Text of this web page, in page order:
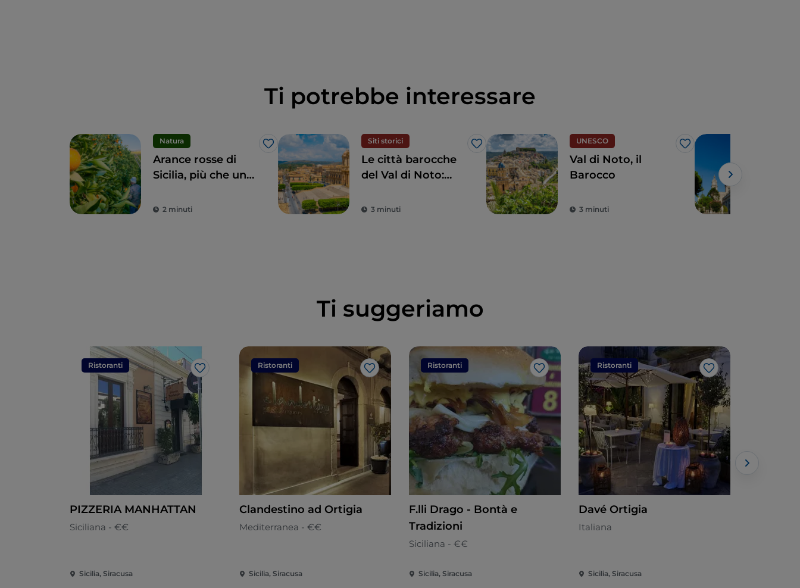
Ti potrebbe interessare
Natura
Like
Arance rosse di
Sicilia, più che un
2 minuti
Siti storici
Like
Le città barocche
del Val di Noto:
sposa la bellezza
3 minuti
UNESCO
Like
Val di Noto, il
Barocco
3 minuti
Ti suggeriamo
Ristoranti
Like
PIZZERIA MANHATTAN
Siciliana - €€
Sicilia, Siracusa
Ristoranti
Like
Clandestino ad Ortigia
Mediterranea - €€
Sicilia, Siracusa
Ristoranti
Like
F.lli Drago - Bontà e
Tradizioni
Siciliana - €€
Sicilia, Siracusa
Ristoranti
Like
Davé Ortigia
Italiana
Sicilia, Siracusa